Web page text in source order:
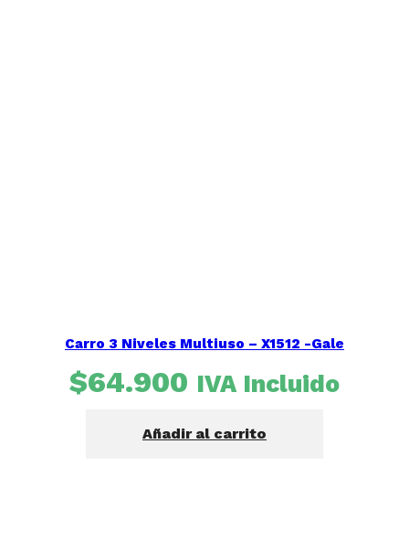
Carro 3 Niveles Multiuso – X1512 -Gale
$64.900 IVA Incluido
Añadir al carrito